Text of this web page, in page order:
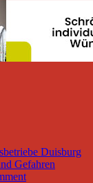
Duisburg
Gefahren